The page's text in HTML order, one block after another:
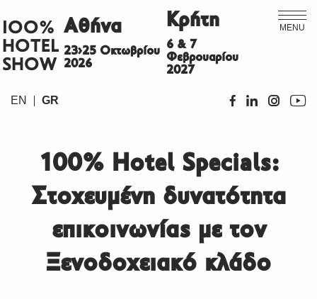
MENU
ΙΟΟ%
HOTEL
SHOW
Αθήνα
23>25 Οκτωβρίου
2026
Κρήτη
6 & 7
Φεβρουαρίου
2027
EN GR
100% Hotel Specials:
Στοχευμένη δυνατότητα
επικοινωνίας με τον
Ξενοδοχειακό κλάδο